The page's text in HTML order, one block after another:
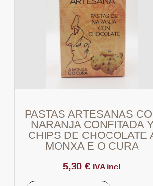
PASTAS ARTESANAS
NARANJA CONFITADA Y
CHIPS DE CHOCOLATE
MONXA E O CURA
5,30 € IVA incl.